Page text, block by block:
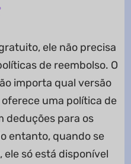
ele não precisa
de reembolso. O
importa qual versão
uma política de
deduções para os
entanto, quando se
só está disponível